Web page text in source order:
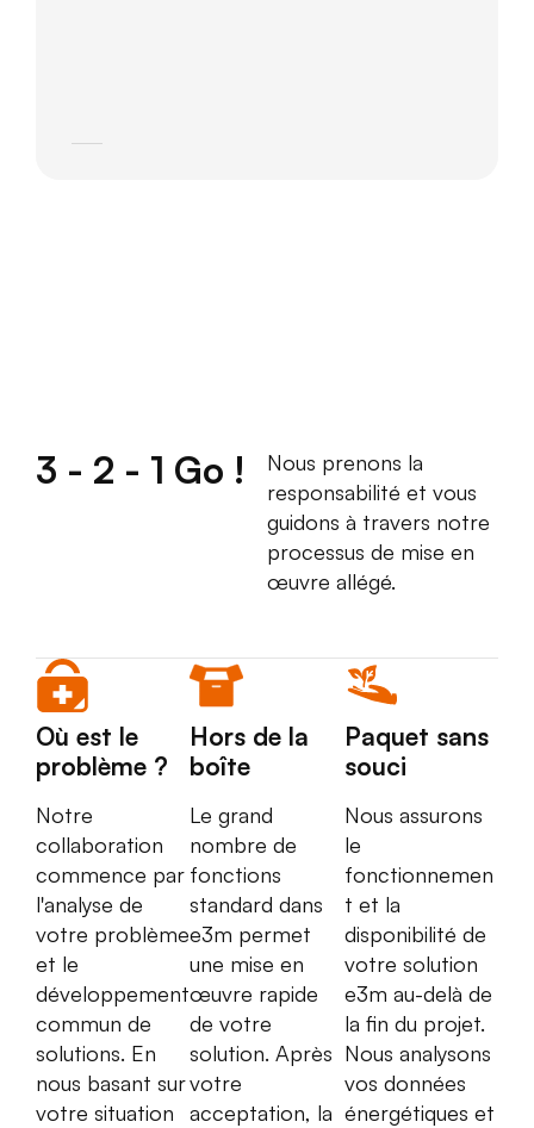
3 - 2 - 1 Go !
Nous prenons la
responsabilité et vous
guidons à travers notre
processus de mise en
œuvre allégé.
Où est le
problème ?
Notre
collaboration
commence par
l'analyse de
votre problème
et le
développement
commun de
solutions. En
nous basant sur
votre situation
Hors de la
boîte
Le grand
nombre de
fonctions
standard dans
e3m permet
une mise en
œuvre rapide
de votre
solution. Après
votre
acceptation, la
Paquet sans
souci
Nous assurons
le
fonctionnemen
t et la
disponibilité de
votre solution
e3m au-delà de
la fin du projet.
Nous analysons
vos données
énergétiques et